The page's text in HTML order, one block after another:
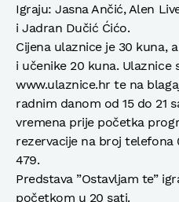
Igraju: Jasna Ančić, Alen
i Jadran Dučić Ćićo.
Cijena ulaznice je 30 kuna,
i učenike 20 kuna.
www.ulaznice.hr te na
radnim danom od 15 do 21
vremena prije početka
rezervacije na broj
479.
Predstava ”Ostavljam te”
početkom u 20 sati.